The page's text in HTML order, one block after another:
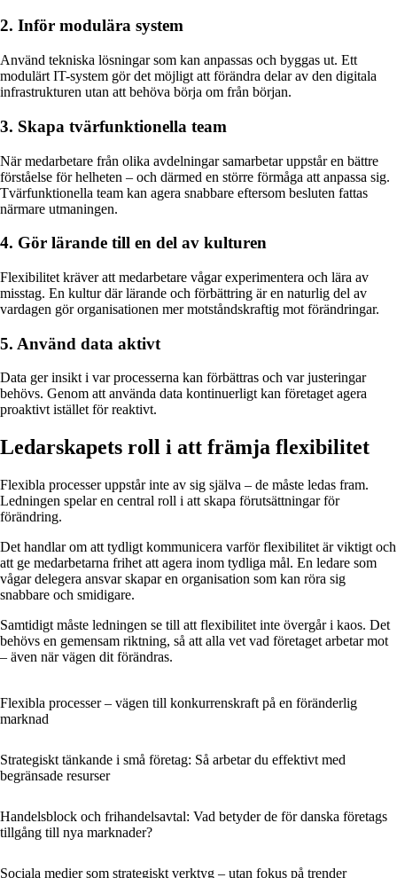
2. Inför modulära system
Använd tekniska lösningar som kan anpassas och byggas ut. Ett
modulärt IT-system gör det möjligt att förändra delar av den digitala
infrastrukturen utan att behöva börja om från början.
3. Skapa tvärfunktionella team
När medarbetare från olika avdelningar samarbetar uppstår en bättre
förståelse för helheten – och därmed en större förmåga att anpassa sig.
Tvärfunktionella team kan agera snabbare eftersom besluten fattas
närmare utmaningen.
4. Gör lärande till en del av kulturen
Flexibilitet kräver att medarbetare vågar experimentera och lära av
misstag. En kultur där lärande och förbättring är en naturlig del av
vardagen gör organisationen mer motståndskraftig mot förändringar.
5. Använd data aktivt
Data ger insikt i var processerna kan förbättras och var justeringar
behövs. Genom att använda data kontinuerligt kan företaget agera
proaktivt istället för reaktivt.
Ledarskapets roll i att främja flexibilitet
Flexibla processer uppstår inte av sig själva – de måste ledas fram.
Ledningen spelar en central roll i att skapa förutsättningar för
förändring.
Det handlar om att tydligt kommunicera varför flexibilitet är viktigt och
att ge medarbetarna frihet att agera inom tydliga mål. En ledare som
vågar delegera ansvar skapar en organisation som kan röra sig
snabbare och smidigare.
Samtidigt måste ledningen se till att flexibilitet inte övergår i kaos. Det
behövs en gemensam riktning, så att alla vet vad företaget arbetar mot
– även när vägen dit förändras.
Flexibla processer – vägen till konkurrenskraft på en föränderlig
marknad
Strategiskt tänkande i små företag: Så arbetar du effektivt med
begränsade resurser
Handelsblock och frihandelsavtal: Vad betyder de för danska företags
tillgång till nya marknader?
Sociala medier som strategiskt verktyg – utan fokus på trender